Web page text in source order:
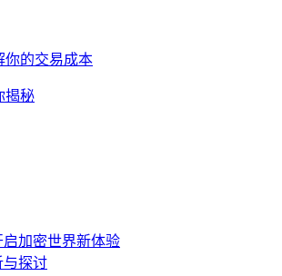
你的交易成本
揭秘
启加密世界新体验
与探讨